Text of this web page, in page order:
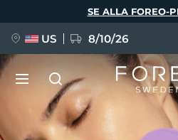
SE ALLA FOREO-
US 8/10/26
NYHET